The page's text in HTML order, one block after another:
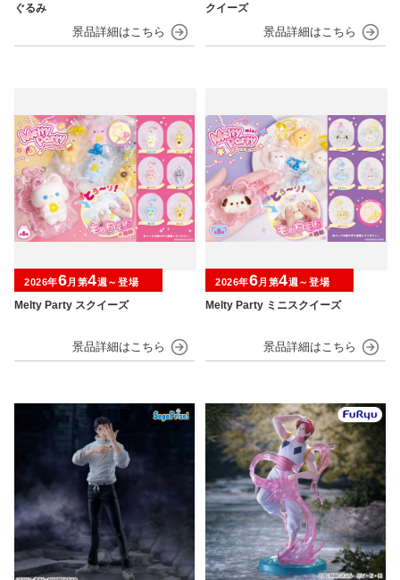
ぐるみ
クイーズ
Melty Party スクイーズ
2026年6月第4週～登場
Melty Party ミニスクイーズ
2026年6月第4週～登場